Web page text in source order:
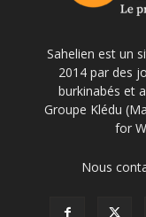
Sahelien est un
2014 par des
burkinabés et
Groupe Klédu
for
Nous